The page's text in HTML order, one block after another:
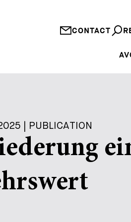
CONTACT
| PUBLICATION